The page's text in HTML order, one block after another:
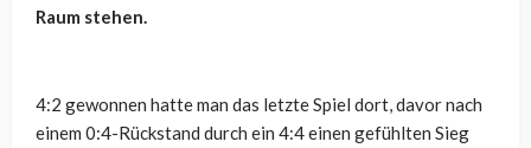
Raum stehen.
4:2 gewonnen hatte man das letzte Spiel dort, davor nach
einem 0:4-Rückstand durch ein 4:4 einen gefühlten Sieg